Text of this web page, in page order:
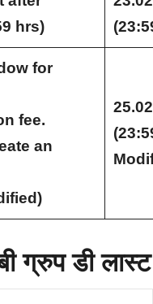
hrs)
for
fee.
an
ग्रुप डी